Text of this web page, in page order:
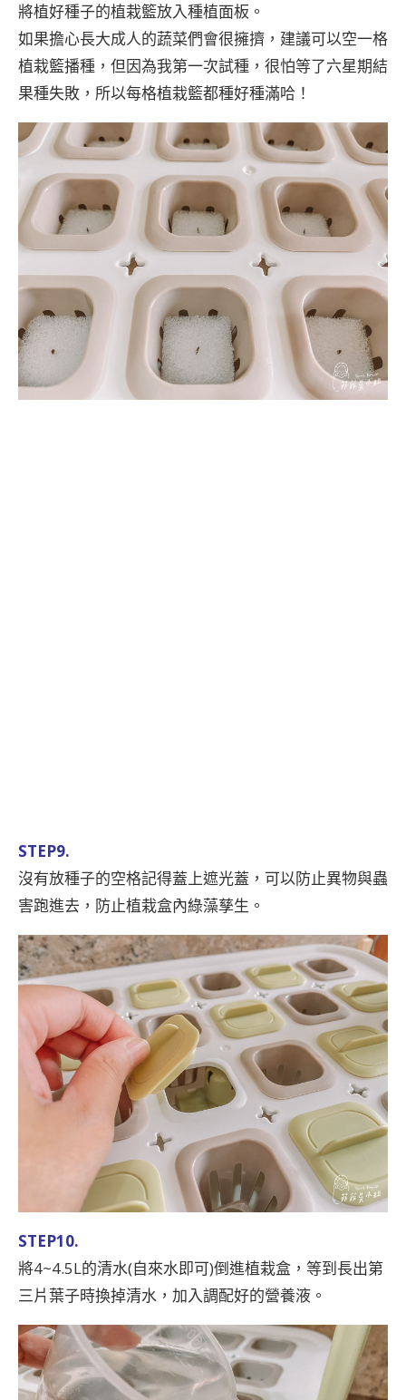
將植好種子的植栽籃放入種植面板。
如果擔心長大成人的蔬菜們會很擁擠，建議可以空一格
植栽籃播種，但因為我第一次試種，很怕等了六星期結
果種失敗，所以每格植栽籃都種好種滿哈！
STEP9.
沒有放種子的空格記得蓋上遮光蓋，可以防止異物與蟲
害跑進去，防止植栽盒內綠藻孳生。
STEP10.
將4~4.5L的清水(自來水即可)倒進植栽盒，等到長出第
三片葉子時換掉清水，加入調配好的營養液。